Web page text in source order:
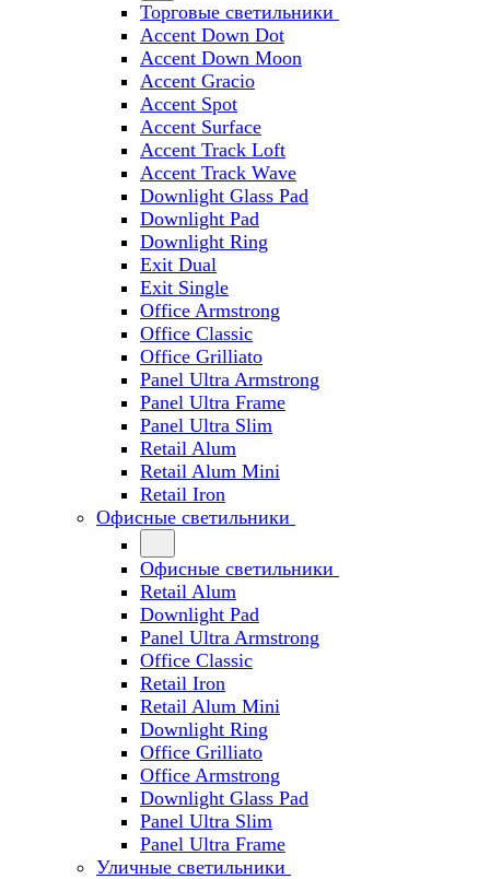
Торговые светильники
Accent Down Dot
Accent Down Moon
Accent Gracio
Accent Spot
Accent Surface
Accent Track Loft
Accent Track Wave
Downlight Glass Pad
Downlight Pad
Downlight Ring
Exit Dual
Exit Single
Office Armstrong
Office Classic
Office Grilliato
Panel Ultra Armstrong
Panel Ultra Frame
Panel Ultra Slim
Retail Alum
Retail Alum Mini
Retail Iron
Офисные светильники
Офисные светильники
Retail Alum
Downlight Pad
Panel Ultra Armstrong
Office Classic
Retail Iron
Retail Alum Mini
Downlight Ring
Office Grilliato
Office Armstrong
Downlight Glass Pad
Panel Ultra Slim
Panel Ultra Frame
Уличные светильники